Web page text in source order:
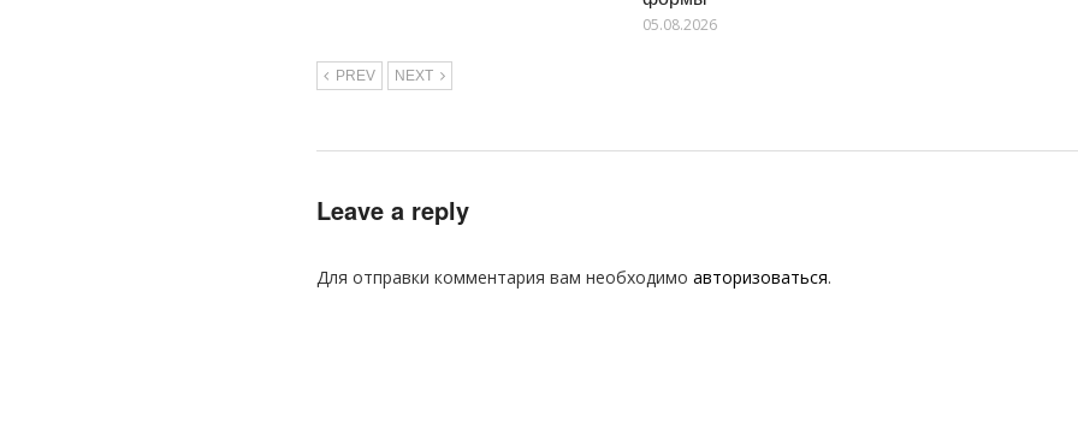
05.08.2026
PREV NEXT
Leave a reply
Для отправки комментария вам необходимо авторизоваться.